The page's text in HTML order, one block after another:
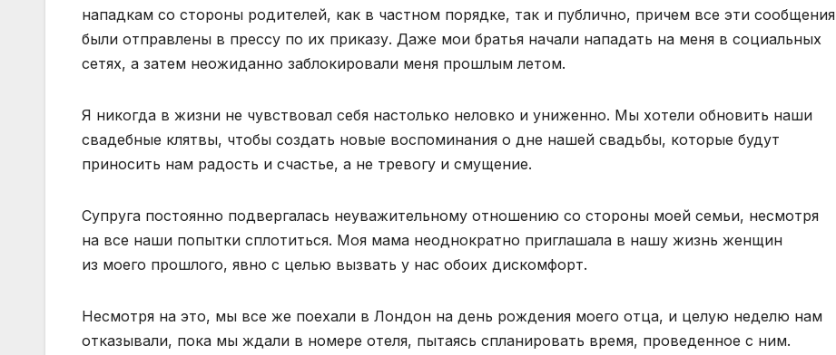
нападкам со стороны родителей, как в частном порядке, так и публично, причем все эти сообщения
были отправлены в прессу по их приказу. Даже мои братья начали нападать на меня в социальных
сетях, а затем неожиданно заблокировали меня прошлым летом.
Я никогда в жизни не чувствовал себя настолько неловко и униженно. Мы хотели обновить наши
свадебные клятвы, чтобы создать новые воспоминания о дне нашей свадьбы, которые будут
приносить нам радость и счастье, а не тревогу и смущение.
Супруга постоянно подвергалась неуважительному отношению со стороны моей семьи, несмотря
на все наши попытки сплотиться. Моя мама неоднократно приглашала в нашу жизнь женщин
из моего прошлого, явно с целью вызвать у нас обоих дискомфорт.
Несмотря на это, мы все же поехали в Лондон на день рождения моего отца, и целую неделю нам
отказывали, пока мы ждали в номере отеля, пытаясь спланировать время, проведенное с ним.